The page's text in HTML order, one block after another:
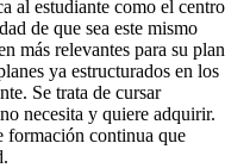
al estudiante como el centro
de que sea este mismo
más relevantes para su plan
ya estructurados en los
Se trata de cursar
necesita y quiere adquirir.
formación continua que